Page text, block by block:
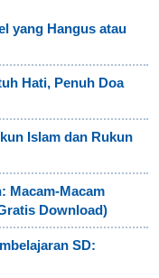
yang Hangus atau
Hati, Penuh Doa
Islam dan Rukun
Macam-Macam
Download)
SD: